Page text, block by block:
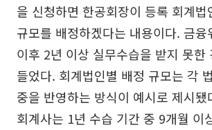
을 신청하면 한공회장이 등록 회계법
규모를 배정하겠다는 내용이다. 금융
이후 2년 이상 실무수습을 받지 못한
들었다. 회계법인별 배정 규모는 각
중을 반영하는 방식이 예시로 제시됐
회계사는 1년 수습 기간 중 9개월 이